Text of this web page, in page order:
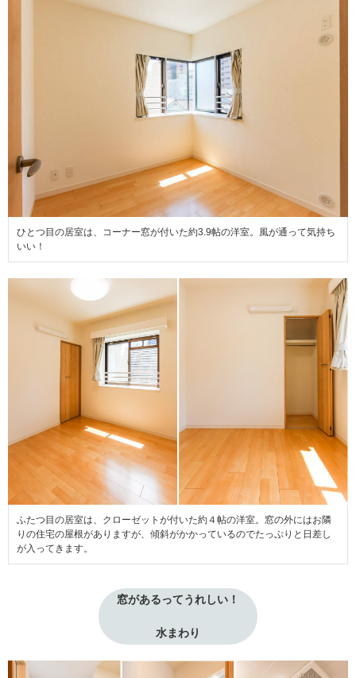
ひとつ目の居室は、コーナー窓が付いた約3.9帖の洋室。風が通って気持ち
いい！
ふたつ目の居室は、クローゼットが付いた約４帖の洋室。窓の外にはお隣
りの住宅の屋根がありますが、傾斜がかかっているのでたっぷりと日差し
が入ってきます。
窓があるってうれしい！
水まわり